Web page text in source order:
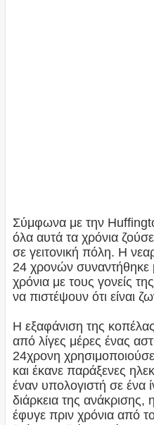
Σύμφωνα με την
όλα αυτά τα χρόνια
σε γειτονική πόλη. Η
24 χρονών συναντήθηκε
χρόνια με τους γονείς
να πιστέψουν ότι είναι
Η εξαφάνιση της
από λίγες μέρες ένας
24χρονη
και έκανε παράξενες
έναν υπολογιστή σε ένα
διάρκεια της
έφυγε πριν χρόνια από